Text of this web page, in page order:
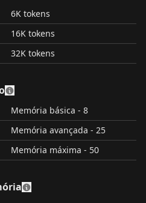
6K tokens
16K tokens
32K tokens
Memória básica - 8
Memória avançada - 25
Memória máxima - 50